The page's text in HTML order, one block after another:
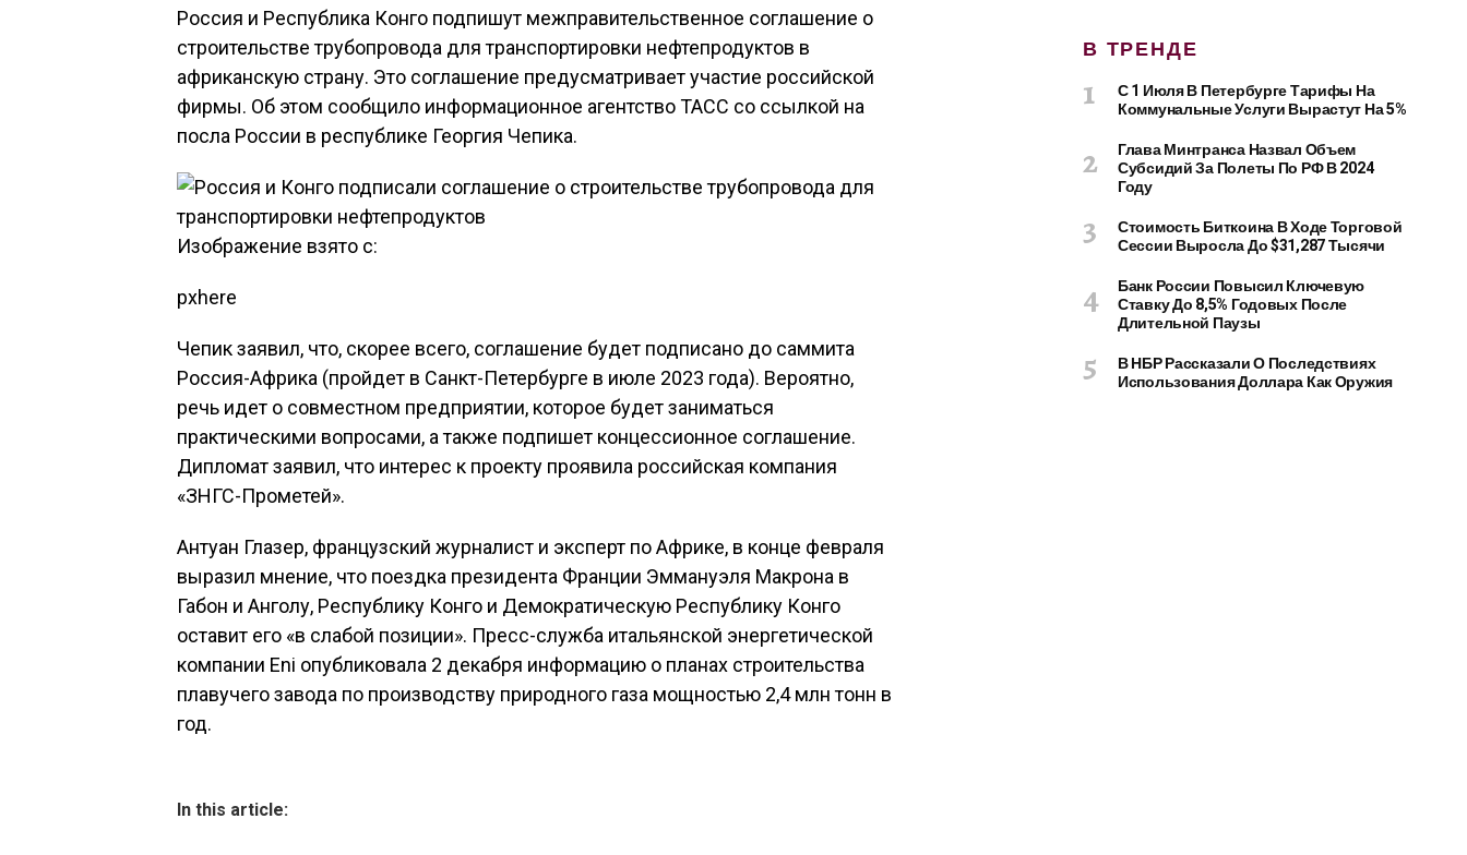
Россия и Республика Конго подпишут межправительственное соглашение о
строительстве трубопровода для транспортировки нефтепродуктов в
африканскую страну. Это соглашение предусматривает участие российской
фирмы. Об этом сообщило информационное агентство ТАСС со ссылкой на
посла России в республике Георгия Чепика.
Изображение взято с:
pxhere
Чепик заявил, что, скорее всего, соглашение будет подписано до саммита
Россия-Африка (пройдет в Санкт-Петербурге в июле 2023 года). Вероятно,
речь идет о совместном предприятии, которое будет заниматься
практическими вопросами, а также подпишет концессионное соглашение.
Дипломат заявил, что интерес к проекту проявила российская компания
«ЗНГС-Прометей».
Антуан Глазер, французский журналист и эксперт по Африке, в конце февраля
выразил мнение, что поездка президента Франции Эммануэля Макрона в
Габон и Анголу, Республику Конго и Демократическую Республику Конго
оставит его «в слабой позиции». Пресс-служба итальянской энергетической
компании Eni опубликовала 2 декабря информацию о планах строительства
плавучего завода по производству природного газа мощностью 2,4 млн тонн в
год.
In this article:
В ТРЕНДЕ
С 1 Июля В Петербурге Тарифы На
Коммунальные Услуги Вырастут На 5%
Глава Минтранса Назвал Объем
Субсидий За Полеты По РФ В 2024
Году
Стоимость Биткоина В Ходе Торговой
Сессии Выросла До $31,287 Тысячи
Банк России Повысил Ключевую
Ставку До 8,5% Годовых После
Длительной Паузы
В НБР Рассказали О Последствиях
Использования Доллара Как Оружия